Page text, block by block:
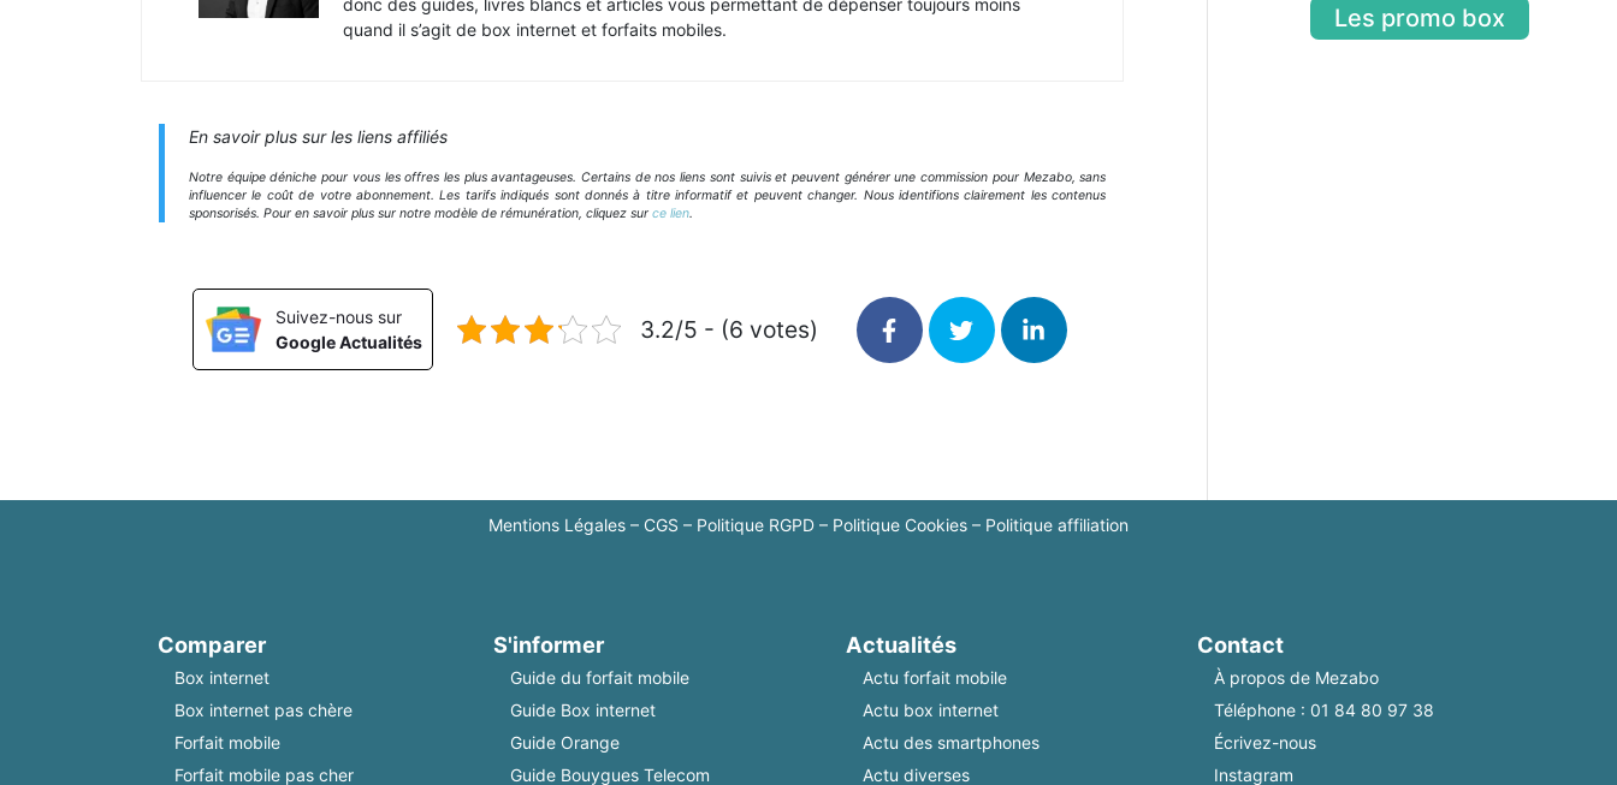
donc des guides, livres blancs et articles vous permettant de dépenser toujours moins
quand il s’agit de box internet et forfaits mobiles.
En savoir plus sur les liens affiliés
Notre équipe déniche pour vous les offres les plus avantageuses. Certains de nos liens sont suivis et peuvent générer une commission pour Mezabo, sans
influencer le coût de votre abonnement. Les tarifs indiqués sont donnés à titre informatif et peuvent changer. Nous identifions clairement les contenus
sponsorisés. Pour en savoir plus sur notre modèle de rémunération, cliquez sur ce lien.
Suivez-nous sur
Google Actualités
3.2/5 - (6 votes)
Les promo box
Mentions Légales – CGS – Politique RGPD – Politique Cookies – Politique affiliation
Comparer
Box internet
Box internet pas chère
Forfait mobile
Forfait mobile pas cher
S'informer
Guide du forfait mobile
Guide Box internet
Guide Orange
Guide Bouygues Telecom
Actualités
Actu forfait mobile
Actu box internet
Actu des smartphones
Actu diverses
Contact
À propos de Mezabo
Téléphone :01 84 80 97 38
Écrivez-nous
Instagram